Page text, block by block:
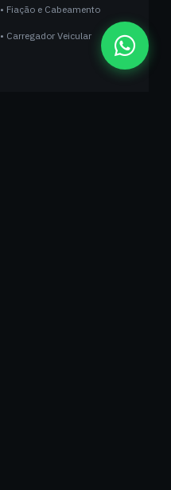
• Fiação e Cabeamento
• Carregador Veicular